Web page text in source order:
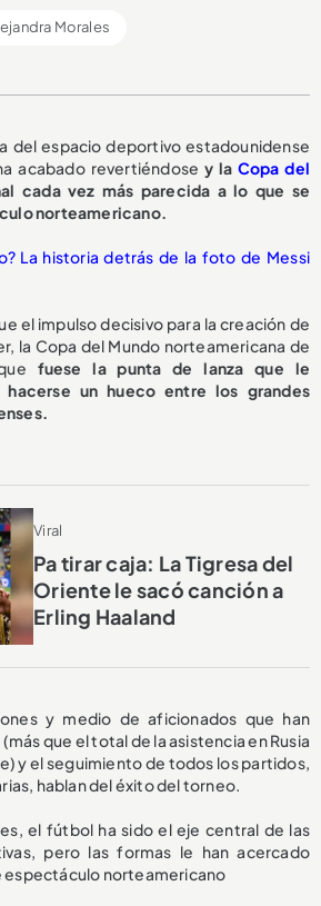
Morales
del espacio deportivo estadounidense
acabado revertiéndose y la Copa del
cada vez más parecida a lo que se
norteamericano.
La historia detrás de la foto de Messi
el impulso decisivo para la creación de
la Copa del Mundo norteamericana de
fuese la punta de lanza que le
un hueco entre los grandes
Viral
Pa tirar caja: La Tigresa del
Oriente le sacó canción a
Erling Haaland
y medio de aficionados que han
que el total de la asistencia en Rusia
y el seguimiento de todos los partidos,
hablan del éxito del torneo.
el fútbol ha sido el eje central de las
pero las formas le han acercado
espectáculo norteamericano